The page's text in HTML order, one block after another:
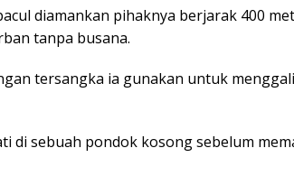
diamankan pihaknya berjarak 400
tanpa busana.
tersangka ia gunakan untuk
di sebuah pondok kosong sebelum